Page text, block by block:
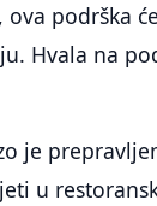
podrška
Hvala na
je
u